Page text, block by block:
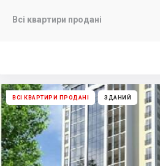
Всі квартири продані
ВСІ КВАРТИРИ ПРОДАНІ ЗДАНИЙ